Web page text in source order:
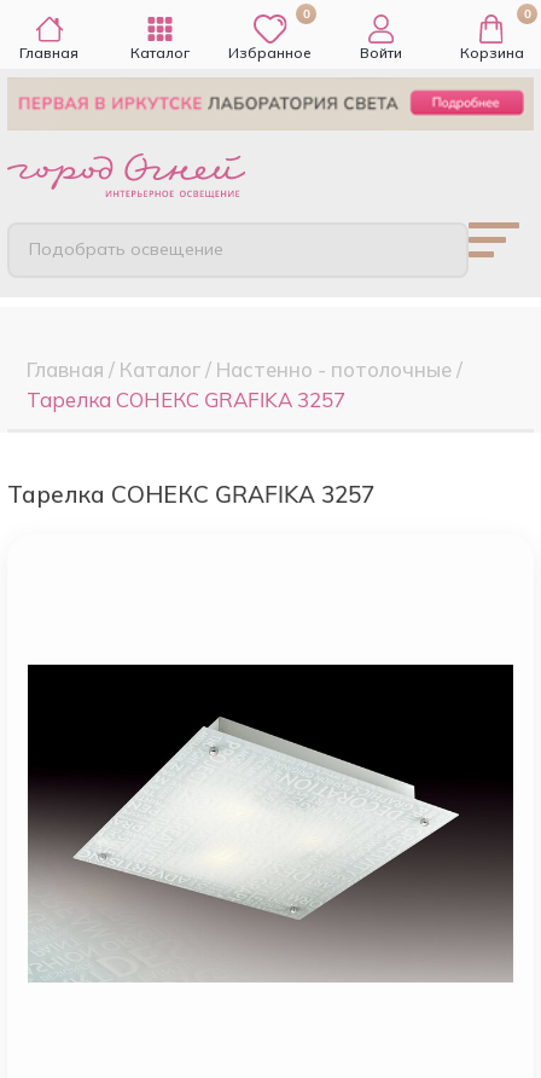
Главная Каталог
0
Избранное Войти
0
Корзина
Подобрать освещение
Главная / Каталог/ Настенно - потолочные/
Тарелка СОНЕКС GRAFIKA 3257
Тарелка СОНЕКС GRAFIKA 3257